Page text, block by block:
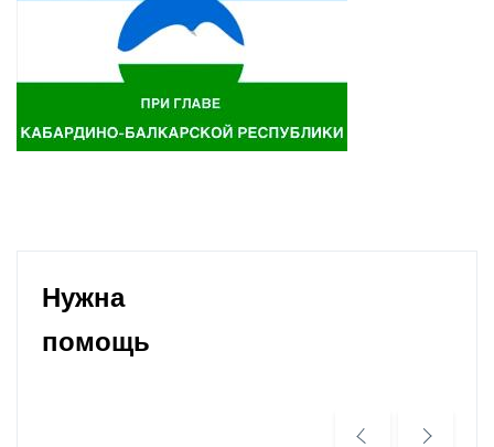
Нужна
помощь